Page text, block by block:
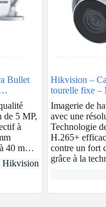
Bullet
de 5 MP,
à
40 m…
Hikvision
Hikvision –
tourelle fixe –
MP | 2.8mm |
2CD1323G0-
Imagerie de
avec une
Technologie
H.265+
contre un fort
grâce à la